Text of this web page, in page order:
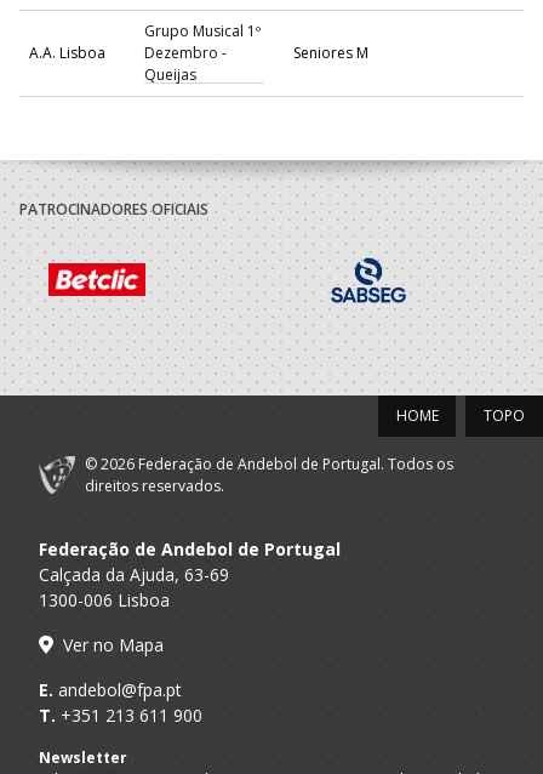
A.A. Lisboa
Grupo Musical 1º
Dezembro -
Queijas
Seniores M
A.A. Lisboa
Grupo Musical 1º
Dezembro -
Queijas
Seniores M
2020/21
A.A. Lisboa
Clube Futebol
Sassoeiros
Seniores M
A.A. Lisboa
Clube Futebol
Sassoeiros
Seniores M
2018/19
A.A. Lisboa
Clube Futebol
Sassoeiros
A.A. Lisboa
Clube Futebol
PATROCINADORES OFICIAIS
TOPO
HOME
© 2026 Federação de Andebol de Portugal. Todos os
direitos reservados.
Federação de Andebol de Portugal
Calçada da Ajuda, 63-69
1300-006 Lisboa
Ver no Mapa
E. andebol@fpa.pt
T. +351 213 611 900
Newsletter